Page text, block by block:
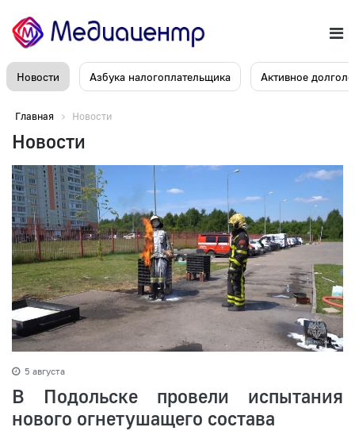
Новости Азбука налогоплательщика Активное
Главная Новости
Новости
5 августа
В Подольске провели испытания
нового огнетушащего состава